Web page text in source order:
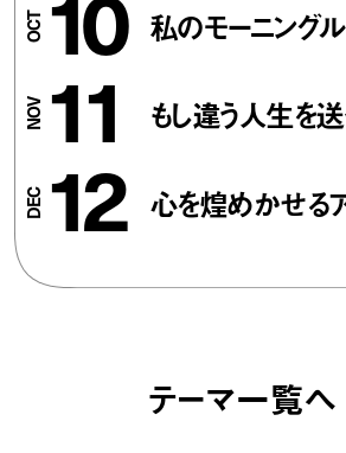
私のモーニング
11 もし違う人生を
12 心を煌めかせる
テーマ一覧へ